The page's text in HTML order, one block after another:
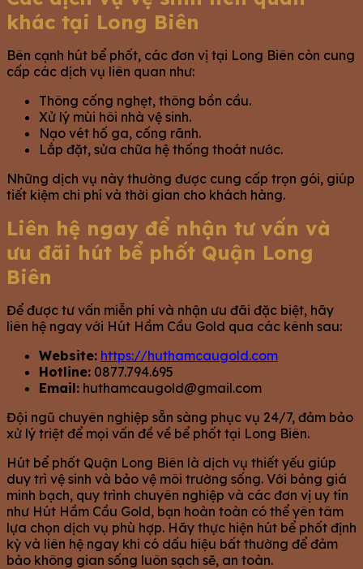
khác tại Long Biên
Bên cạnh hút bể phốt, các đơn vị tại Long Biên còn cung
cấp các dịch vụ liên quan như:
Thông cống nghẹt, thông bồn cầu.
Xử lý mùi hôi nhà vệ sinh.
Nạo vét hố ga, cống rãnh.
Lắp đặt, sửa chữa hệ thống thoát nước.
Những dịch vụ này thường được cung cấp trọn gói, giúp
tiết kiệm chi phí và thời gian cho khách hàng.
Liên hệ ngay để nhận tư vấn và
ưu đãi hút bể phốt Quận Long
Biên
Để được tư vấn miễn phí và nhận ưu đãi đặc biệt, hãy
liên hệ ngay với Hút Hầm Cầu Gold qua các kênh sau:
Website: https://huthamcaugold.com
Hotline: 0877.794.695
Email: huthamcaugold@gmail.com
Đội ngũ chuyên nghiệp sẵn sàng phục vụ 24/7, đảm bảo
xử lý triệt để mọi vấn đề về bể phốt tại Long Biên.
Hút bể phốt Quận Long Biên là dịch vụ thiết yếu giúp
duy trì vệ sinh và bảo vệ môi trường sống. Với bảng giá
minh bạch, quy trình chuyên nghiệp và các đơn vị uy tín
như Hút Hầm Cầu Gold, bạn hoàn toàn có thể yên tâm
lựa chọn dịch vụ phù hợp. Hãy thực hiện hút bể phốt định
kỳ và liên hệ ngay khi có dấu hiệu bất thường để đảm
bảo không gian sống luôn sạch sẽ, an toàn.